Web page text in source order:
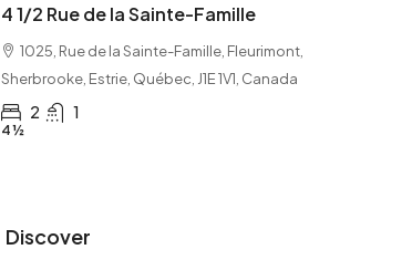
4 1/2 Rue de la Sainte-Famille
1025, Rue de la Sainte-Famille, Fleurimont,
Sherbrooke, Estrie, Québec, J1E 1V1, Canada
2 1
4 ½
Discover